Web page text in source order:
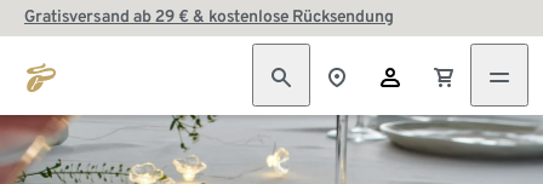
Gratisversand ab 29 € & kostenlose Rücksendung